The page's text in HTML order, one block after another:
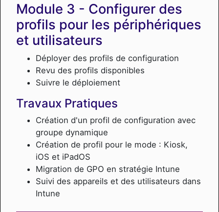
Configurer des
profils pour les périphériques
et utilisateurs
Déployer des profils de configuration
Revu des profils disponibles
Suivre le déploiement
Travaux Pratiques
Création d'un profil de configuration avec
groupe dynamique
Création de profil pour le mode : Kiosk,
iOS et iPadOS
Migration de GPO en stratégie Intune
Suivi des appareils et des utilisateurs dans
Intune